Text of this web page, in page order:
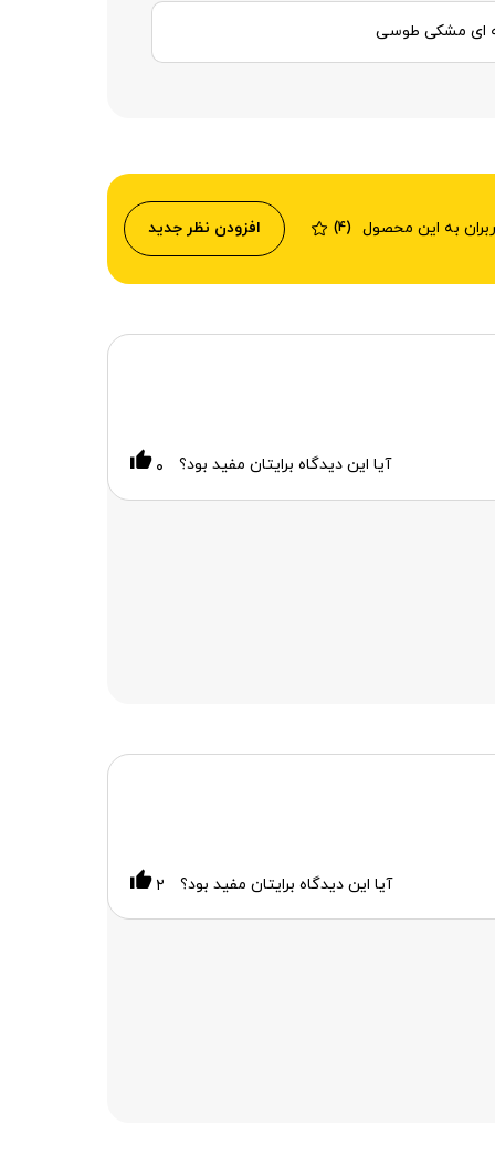
ای مشکی طوسی
به این محصول (4) افزودن نظر جدید
آیا این دیدگاه برایتان مفید بود؟ ۰
آیا این دیدگاه برایتان مفید بود؟ ۲